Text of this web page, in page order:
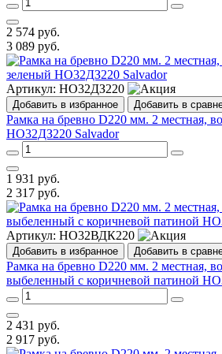
2 574 руб.
3 089 руб.
Артикул: НО32ДЗ220
Добавить в избранное Добавить в
Рамка на бревно D220 мм. 2 местная,
НО32ДЗ220 Salvador
1 931 руб.
2 317 руб.
Артикул: НО32ВДК220
Добавить в избранное Добавить в
Рамка на бревно D220 мм. 2 местная,
выбеленный с коричневой патиной
2 431 руб.
2 917 руб.